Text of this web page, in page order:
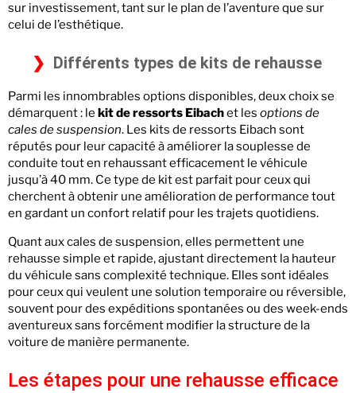
sur investissement, tant sur le plan de l’aventure que sur
celui de l’esthétique.
Différents types de kits de rehausse
Parmi les innombrables options disponibles, deux choix se
démarquent : le kit de ressorts Eibachet les options de
cales de suspension. Les kits de ressorts Eibach sont
réputés pour leur capacité à améliorer la souplesse de
conduite tout en rehaussant efficacement le véhicule
jusqu’à 40 mm. Ce type de kit est parfait pour ceux qui
cherchent à obtenir une amélioration de performance tout
en gardant un confort relatif pour les trajets quotidiens.
Quant aux cales de suspension, elles permettent une
rehausse simple et rapide, ajustant directement la hauteur
du véhicule sans complexité technique. Elles sont idéales
pour ceux qui veulent une solution temporaire ou réversible,
souvent pour des expéditions spontanées ou des week-ends
aventureux sans forcément modifier la structure de la
voiture de manière permanente.
Les étapes pour une rehausse efficace